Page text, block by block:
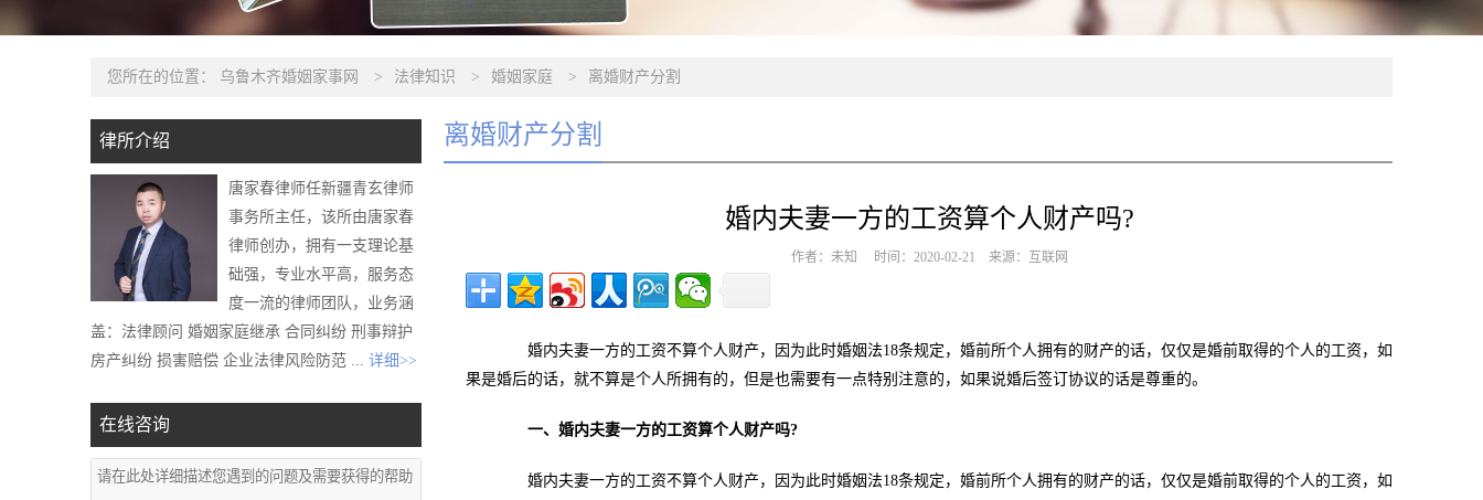
您所在的位置： 乌鲁木齐婚姻家事网 > 法律知识 > 婚姻家庭 > 离婚财产分割
律所介绍
唐家春律师任新疆青玄律师
事务所主任，该所由唐家春
律师创办，拥有一支理论基
础强，专业水平高，服务态
度一流的律师团队，业务涵
盖：法律顾问 婚姻家庭继承 合同纠纷 刑事辩护
房产纠纷 损害赔偿 企业法律风险防范 ... 详细>>
在线咨询
离婚财产分割
婚内夫妻一方的工资算个人财产吗?
作者：未知 时间：2020-02-21 来源：互联网
婚内夫妻一方的工资不算个人财产，因为此时婚姻法18条规定，婚前所个人拥有的财产的话，仅仅是婚前取得的个人的工资，如
果是婚后的话，就不算是个人所拥有的，但是也需要有一点特别注意的，如果说婚后签订协议的话是尊重的。
一、婚内夫妻一方的工资算个人财产吗?
婚内夫妻一方的工资不算个人财产，因为此时婚姻法18条规定，婚前所个人拥有的财产的话，仅仅是婚前取得的个人的工资，如